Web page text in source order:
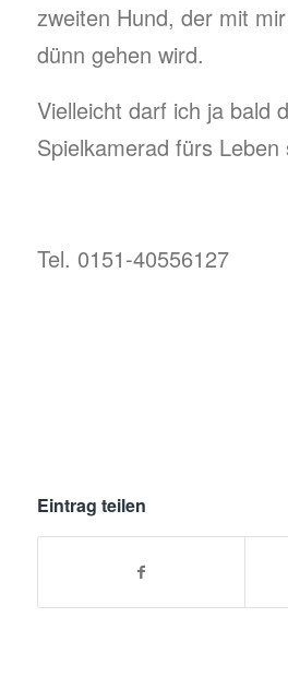
zweiten Hund, der mit
dünn gehen wird.
Vielleicht darf ich ja bald
Spielkamerad fürs Leben
Tel. 0151-40556127
Eintrag teilen